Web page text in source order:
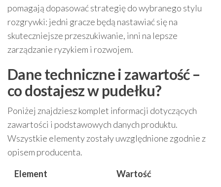
pomagają dopasować strategię do wybranego stylu
rozgrywki: jedni gracze będą nastawiać się na
skuteczniejsze przeszukiwanie, inni na lepsze
zarządzanie ryzykiem i rozwojem.
Dane techniczne i zawartość –
co dostajesz w pudełku?
Poniżej znajdziesz komplet informacji dotyczących
zawartości i podstawowych danych produktu.
Wszystkie elementy zostały uwzględnione zgodnie z
opisem producenta.
Element
Wartość